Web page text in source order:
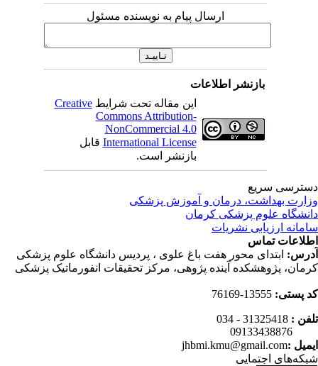
ارسال پیام به نویسنده مسئول
بازنشر اطلاعات
این مقاله تحت شرایطCreative
Commons Attribution-
NonCommercial 4.0
International Licenseقابل
بازنشر است.
سریع
بهداشت، درمان و آموزش پزشکی
علوم پزشکی کرمان
ارزیابی نشریات
تماس
ابتدای محور هفت باغ علوی ، پردیس دانشگاه علوم پزشکی
پژوهشکده آینده پژوهی، مرکز تحقیقات انفورماتیک پزشکی
پستی: 13555-76169
:
31325418 - 034
:
jhbmi.kmu@gmail.com
اجتمایی